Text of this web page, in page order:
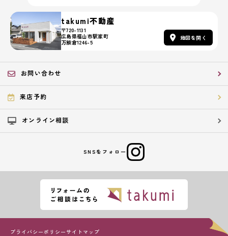
takumi不動産
〒720-1131
広島県福山市駅家町
万能倉1246-5
地図を開く
お問い合わせ
来店予約
オンライン相談
SNSをフォロー
プライバシーポリシーサイトマップ